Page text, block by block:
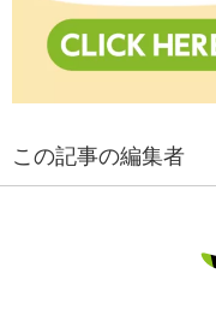
この記事の編集者